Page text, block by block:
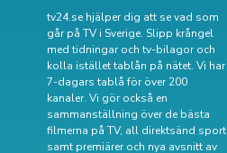
tv24.se hjälper dig att se vad som
går på TV i Sverige. Slipp krångel
med tidningar och tv-bilagor och
kolla istället tablån på nätet. Vi har
7-dagars tablå för över 200
kanaler. Vi gör också en
sammanställning överde bästa
filmerna på TV, all direktsänd sport
samt premiärer och nya avsnitt av